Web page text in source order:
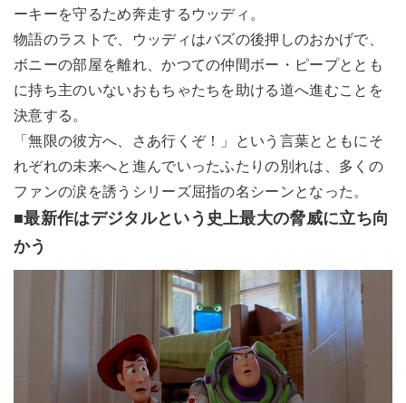
ーキーを守るため奔走するウッディ。
物語のラストで、ウッディはバズの後押しのおかげで、
ボニーの部屋を離れ、かつての仲間ボー・ピープととも
に持ち主のいないおもちゃたちを助ける道へ進むことを
決意する。
「無限の彼方へ、さあ行くぞ！」という言葉とともにそ
れぞれの未来へと進んでいったふたりの別れは、多くの
ファンの涙を誘うシリーズ屈指の名シーンとなった。
■最新作はデジタルという史上最大の脅威に立ち向
かう